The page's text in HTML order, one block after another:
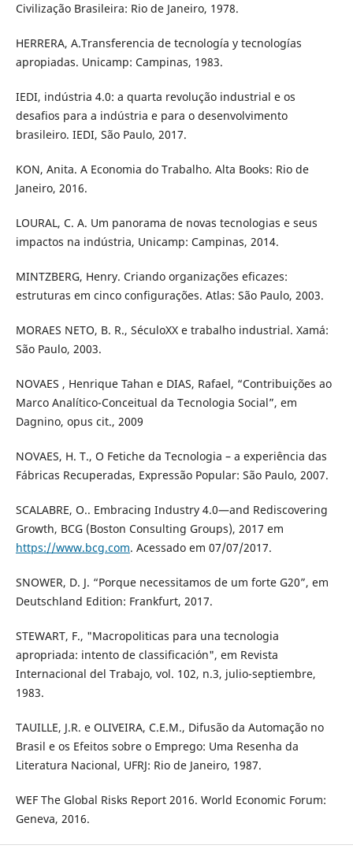
Civilização Brasileira: Rio de Janeiro, 1978.
HERRERA, A.Transferencia de tecnología y tecnologías
apropiadas. Unicamp: Campinas, 1983.
IEDI, indústria 4.0: a quarta revolução industrial e os
desafios para a indústria e para o desenvolvimento
brasileiro. IEDI, São Paulo, 2017.
KON, Anita. A Economia do Trabalho. Alta Books: Rio de
Janeiro, 2016.
LOURAL, C. A. Um panorama de novas tecnologias e seus
impactos na indústria, Unicamp: Campinas, 2014.
MINTZBERG, Henry. Criando organizações eficazes:
estruturas em cinco configurações. Atlas: São Paulo, 2003.
MORAES NETO, B. R., SéculoXX e trabalho industrial. Xamá:
São Paulo, 2003.
NOVAES , Henrique Tahan e DIAS, Rafael, “Contribuições ao
Marco Analítico-Conceitual da Tecnologia Social”, em
Dagnino, opus cit., 2009
NOVAES, H. T., O Fetiche da Tecnologia – a experiência das
Fábricas Recuperadas, Expressão Popular: São Paulo, 2007.
SCALABRE, O.. Embracing Industry 4.0—and Rediscovering
Growth, BCG (Boston Consulting Groups), 2017 em
https://www.bcg.com. Acessado em 07/07/2017.
SNOWER, D. J. “Porque necessitamos de um forte G20”, em
Deutschland Edition: Frankfurt, 2017.
STEWART, F., "Macropoliticas para una tecnologia
apropriada: intento de classificación", em Revista
Internacional del Trabajo, vol. 102, n.3, julio-septiembre,
1983.
TAUILLE, J.R. e OLIVEIRA, C.E.M., Difusão da Automação no
Brasil e os Efeitos sobre o Emprego: Uma Resenha da
Literatura Nacional, UFRJ: Rio de Janeiro, 1987.
WEF The Global Risks Report 2016. World Economic Forum:
Geneva, 2016.